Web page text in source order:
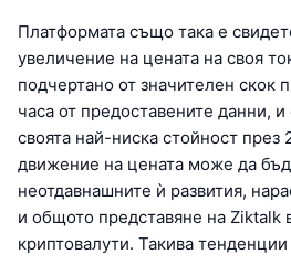
Платформата също така е
увеличение на цената на своя
подчертано от значителен скок
часа от предоставените данни,
своята най-ниска стойност през
движение на цената може да
неотдавнашните ѝ развития,
и общото представяне на Ziktalk
криптовалути. Такива